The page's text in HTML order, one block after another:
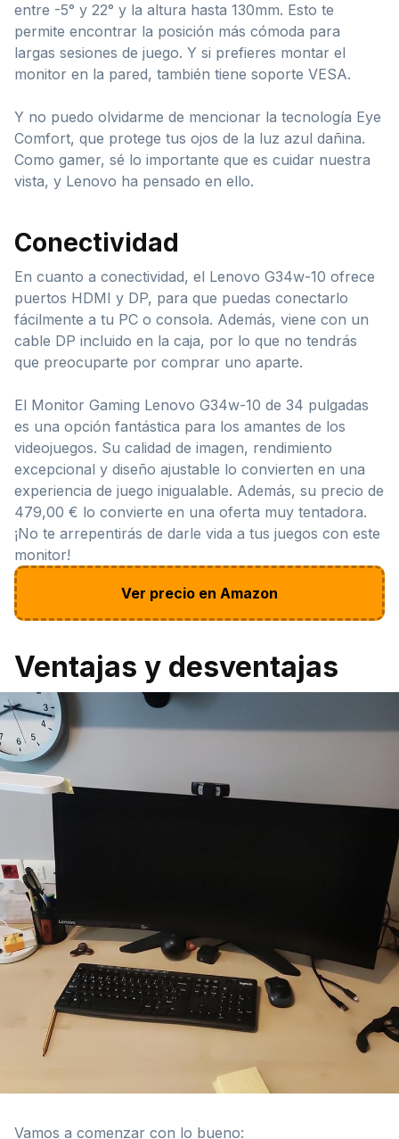
entre -5° y 22° y la altura hasta 130mm. Esto te
permite encontrar la posición más cómoda para
largas sesiones de juego. Y si prefieres montar el
monitor en la pared, también tiene soporte VESA.
Y no puedo olvidarme de mencionar la tecnología Eye
Comfort, que protege tus ojos de la luz azul dañina.
Como gamer, sé lo importante que es cuidar nuestra
vista, y Lenovo ha pensado en ello.
Conectividad
En cuanto a conectividad, el Lenovo G34w-10 ofrece
puertos HDMI y DP, para que puedas conectarlo
fácilmente a tu PC o consola. Además, viene con un
cable DP incluido en la caja, por lo que no tendrás
que preocuparte por comprar uno aparte.
El Monitor Gaming Lenovo G34w-10 de 34 pulgadas
es una opción fantástica para los amantes de los
videojuegos. Su calidad de imagen, rendimiento
excepcional y diseño ajustable lo convierten en una
experiencia de juego inigualable. Además, su precio de
479,00 € lo convierte en una oferta muy tentadora.
¡No te arrepentirás de darle vida a tus juegos con este
monitor!
Ver precio en Amazon
Ventajas y desventajas
Vamos a comenzar con lo bueno: